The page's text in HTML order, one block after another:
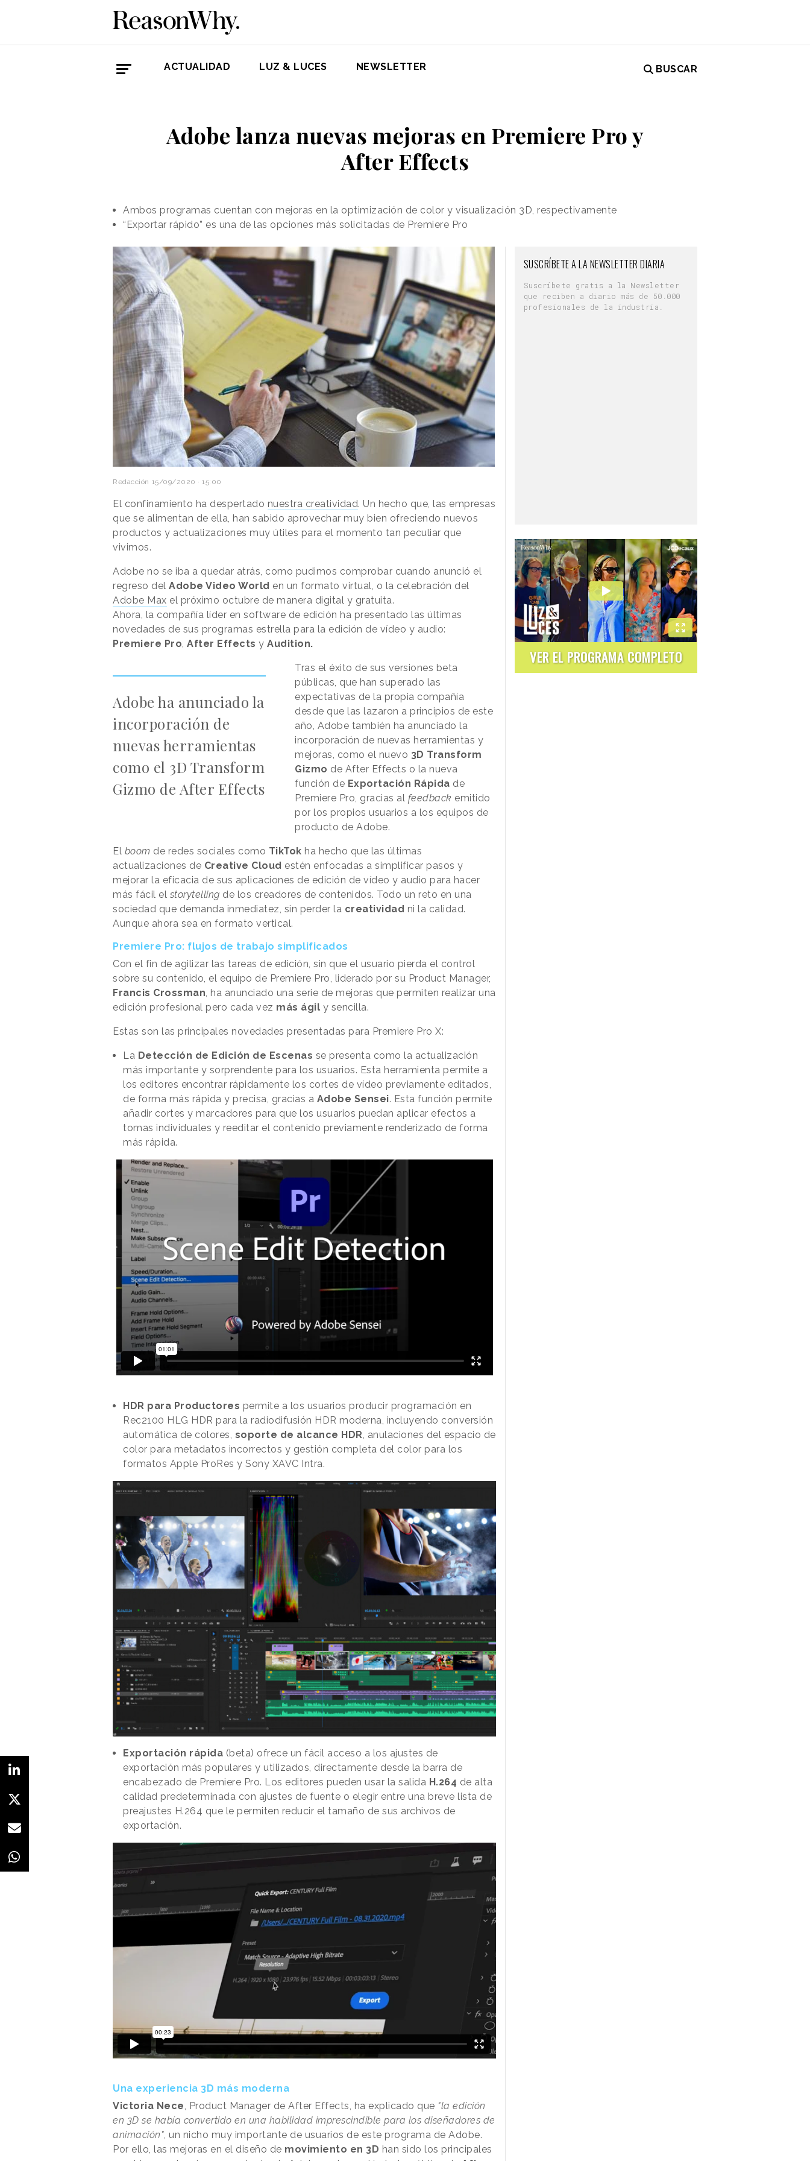
ACTUALIDAD LUZ & LUCES NEWSLETTER BUSCAR
Adobe lanza nuevas mejoras en Premiere Pro y
After Effects
Ambos programas cuentan con mejoras en la optimización de color y visualización 3D, respectivamente
“Exportar rápido” es una de las opciones más solicitadas de Premiere Pro
Redacción 15/09/2020 · 15:00
El confinamiento ha despertado nuestra creatividad. Un hecho que, las empresas
que se alimentan de ella, han sabido aprovechar muy bien ofreciendo nuevos
productos y actualizaciones muy útiles para el momento tan peculiar que
vivimos.
Adobe no se iba a quedar atrás, como pudimos comprobar cuando anunció el
regreso del Adobe Video World en un formato virtual, o la celebración del
Adobe Max el próximo octubre de manera digital y gratuita.
Ahora, la compañía líder en software de edición ha presentado las últimas
novedades de sus programas estrella para la edición de vídeo y audio:
Premiere Pro After Effects y Audition.
Adobe ha anunciado la
incorporación de
nuevas herramientas
como el 3D Transform
Gizmo de After Effects
Tras el éxito de sus versiones beta
públicas, que han superado las
expectativas de la propia compañía
desde que las lazaron a principios de este
año, Adobe también ha anunciado la
incorporación de nuevas herramientas y
mejoras, como el nuevo 3D Transform
Gizmo de After Effects o la nueva
función de Exportación Rápida de
Premiere Pro, gracias al feedback emitido
por los propios usuarios a los equipos de
producto de Adobe.
El boom de redes sociales como TikTok ha hecho que las últimas
actualizaciones de Creative Cloud estén enfocadas a simplificar pasos y
mejorar la eficacia de sus aplicaciones de edición de vídeo y audio para hacer
más fácil el storytelling de los creadores de contenidos. Todo un reto en una
sociedad que demanda inmediatez, sin perder la creatividad ni la calidad.
Aunque ahora sea en formato vertical.
Premiere Pro: flujos de trabajo simplificados
Con el fin de agilizar las tareas de edición, sin que el usuario pierda el control
sobre su contenido, el equipo de Premiere Pro, liderado por su Product Manager,
Francis Crossman , ha anunciado una serie de mejoras que permiten realizar una
edición profesional pero cada vez más ágil y sencilla.
Estas son las principales novedades presentadas para Premiere Pro X:
La Detección de Edición de Escenas se presenta como la actualización
más importante y sorprendente para los usuarios. Esta herramienta permite a
los editores encontrar rápidamente los cortes de vídeo previamente editados,
de forma más rápida y precisa, gracias a Adobe Sensei. Esta función permite
añadir cortes y marcadores para que los usuarios puedan aplicar efectos a
tomas individuales y reeditar el contenido previamente renderizado de forma
más rápida.
HDR para Productores permite a los usuarios producir programación en
Rec2100 HLG HDR para la radiodifusión HDR moderna, incluyendo conversión
automática de colores, soporte de alcance HDR, anulaciones del espacio de
color para metadatos incorrectos y gestión completa del color para los
formatos Apple ProRes y Sony XAVC Intra.
Exportación rápida (beta) ofrece un fácil acceso a los ajustes de
exportación más populares y utilizados, directamente desde la barra de
encabezado de Premiere Pro. Los editores pueden usar la salida H.264 de alta
calidad predeterminada con ajustes de fuente o elegir entre una breve lista de
preajustes H.264 que le permiten reducir el tamaño de sus archivos de
exportación.
Una experiencia 3D más moderna
Victoria Nece , Product Manager de After Effects, ha explicado que "la edición
en 3D se había convertido en una habilidad imprescindible para los diseñadores de
animación" , un nicho muy importante de usuarios de este programa de Adobe.
Por ello, las mejoras en el diseño de movimiento en 3D han sido los principales
SUSCRÍBETE A LA NEWSLETTER DIARIA
Suscríbete gratis a la Newsletter
que reciben a diario más de 50.000
profesionales de la industria.
VER EL PROGRAMA COMPLETO